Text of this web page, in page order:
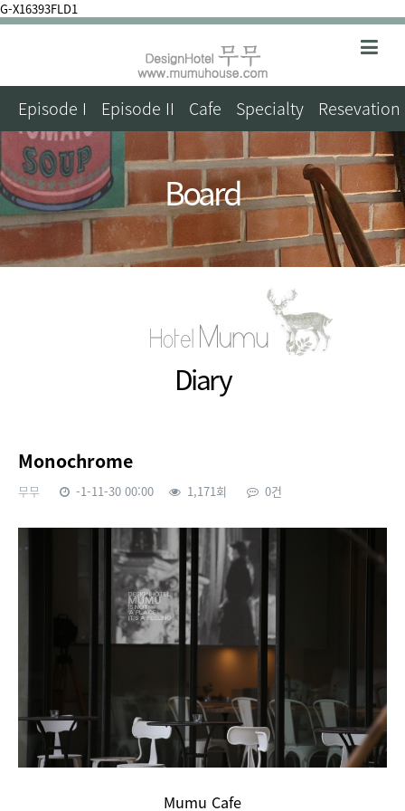
G-X16393FLD1
Episode I Episode II Cafe Specialty Resevation
Board
Diary
Monochrome
무무 -1-11-30 00:00 1,171회 0건
Mumu Cafe